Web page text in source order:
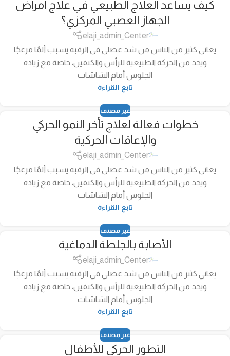
كيف يساعد العلاج الطبيعي في علاج أمراض
الجهاز العصبي المركزي؟
elaji_admin_Center
يعاني كثير من الناس من شد عضلي في الرقبة يسبب ألمًا مزعجًا
ويحد من الحركة الطبيعية للرأس والكتفين، خاصة مع زيادة
الجلوس أمام الشاشات
تابع القراءة
غير مصنف
خطوات فعالة لعلاج تأخر النمو الحركي
والإعاقات الحركية
elaji_admin_Center
يعاني كثير من الناس من شد عضلي في الرقبة يسبب ألمًا مزعجًا
ويحد من الحركة الطبيعية للرأس والكتفين، خاصة مع زيادة
الجلوس أمام الشاشات
تابع القراءة
غير مصنف
الأصابة بالجلطة الدماغية
elaji_admin_Center
يعاني كثير من الناس من شد عضلي في الرقبة يسبب ألمًا مزعجًا
ويحد من الحركة الطبيعية للرأس والكتفين، خاصة مع زيادة
الجلوس أمام الشاشات
تابع القراءة
غير مصنف
التطور الحركي للأطفال